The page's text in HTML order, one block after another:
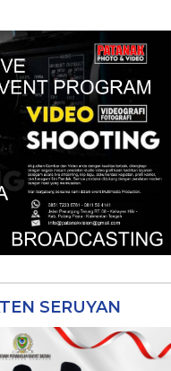
SERUYAN